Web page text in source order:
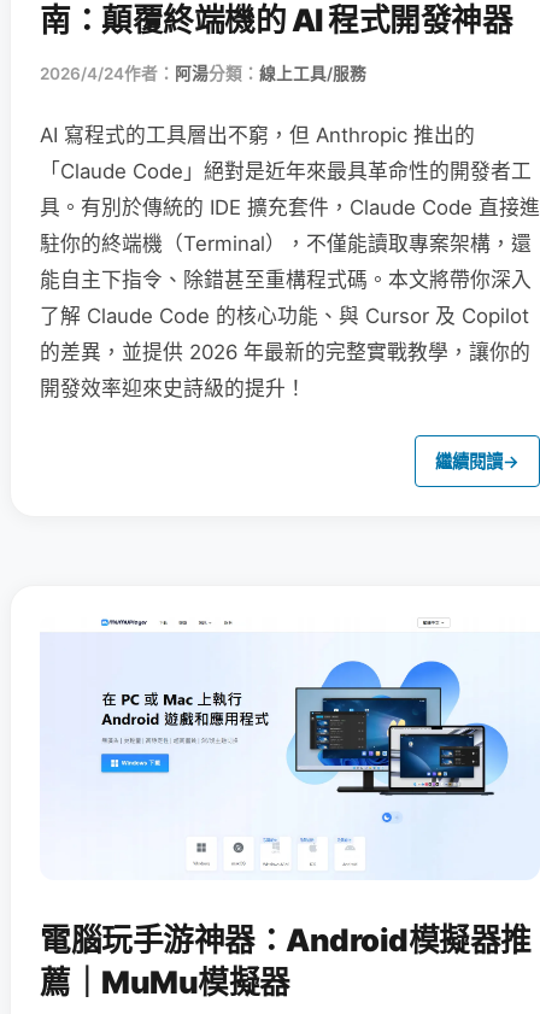
南：顛覆終端機的 AI 程式開發神器
2026/4/24作者： 阿湯分類： 線上工具/服務
AI 寫程式的工具層出不窮，但 Anthropic 推出的
「Claude Code」絕對是近年來最具革命性的開發者工
具。有別於傳統的 IDE 擴充套件，Claude Code 直接進
駐你的終端機（Terminal），不僅能讀取專案架構，還
能自主下指令、除錯甚至重構程式碼。本文將帶你深入
了解 Claude Code 的核心功能、與 Cursor 及 Copilot
的差異，並提供 2026 年最新的完整實戰教學，讓你的
開發效率迎來史詩級的提升！
繼續閱讀→
電腦玩手游神器：Android模擬器推
薦｜MuMu模擬器